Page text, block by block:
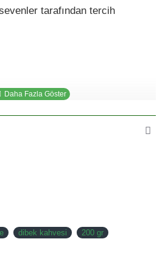
tarafından tercih
dibek kahvesi
200 gr